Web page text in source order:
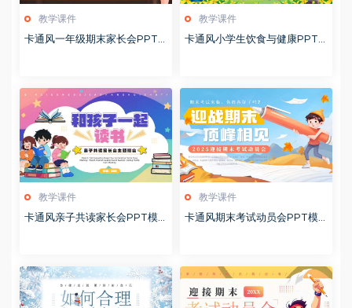
教学课件
卡通风一年级期末家长会PPT
教学课件
卡通风小学生饮食与健康PPT
教学课件
卡通风亲子共读家长会PPT模
教学课件
卡通风期末考试动员会PPT模